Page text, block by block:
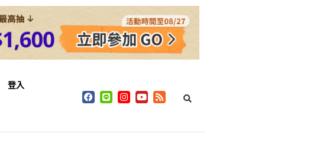
登入